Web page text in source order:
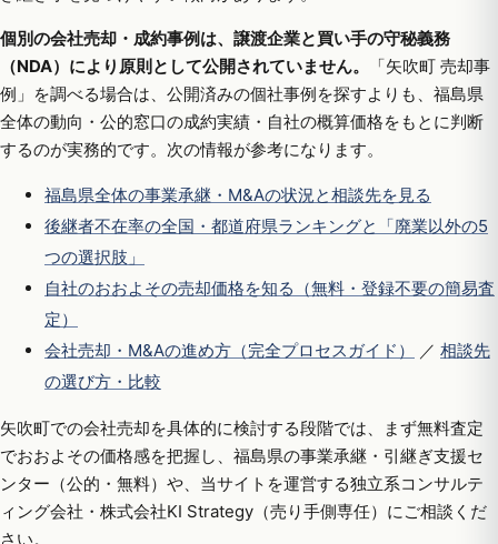
個別の会社売却・成約事例は、譲渡企業と買い手の守秘義務
（NDA）により原則として公開されていません。
「矢吹町 売却事
例」を調べる場合は、公開済みの個社事例を探すよりも、福島県
全体の動向・公的窓口の成約実績・自社の概算価格をもとに判断
するのが実務的です。次の情報が参考になります。
福島県全体の事業承継・M&Aの状況と相談先を見る
後継者不在率の全国・都道府県ランキングと「廃業以外の5
つの選択肢」
自社のおおよその売却価格を知る（無料・登録不要の簡易査
定）
会社売却・M&Aの進め方（完全プロセスガイド）
／ 相談先
の選び方・比較
矢吹町での会社売却を具体的に検討する段階では、まず無料査定
でおおよその価格感を把握し、福島県の事業承継・引継ぎ支援セ
ンター（公的・無料）や、当サイトを運営する独立系コンサルテ
ィング会社・株式会社KI Strategy（売り手側専任）にご相談くだ
さい。